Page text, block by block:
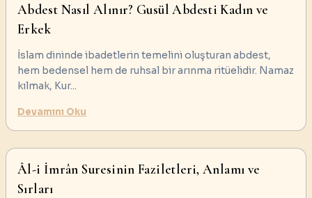
Abdest Nasıl Alınır? Gusül Abdesti Kadın ve
Erkek
İslam dininde ibadetlerin temelini oluşturan abdest,
hem bedensel hem de ruhsal bir arınma ritüelidir. Namaz
kılmak, Kur...
Devamını Oku
Âl-i İmrân Suresinin Faziletleri, Anlamı ve
Sırları